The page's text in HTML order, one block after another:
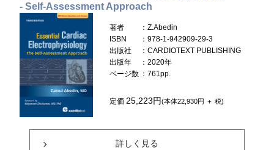
- Self-Assessment Approach
著者
：Z.Abedin
ISBN
：978-1-942909-29-3
出版社
：CARDIOTEXT PUBLISHING
出版年
：2020年
ページ数 ：761pp.
定価 25,223円(本体22,930円 ＋ 税)
詳しく見る